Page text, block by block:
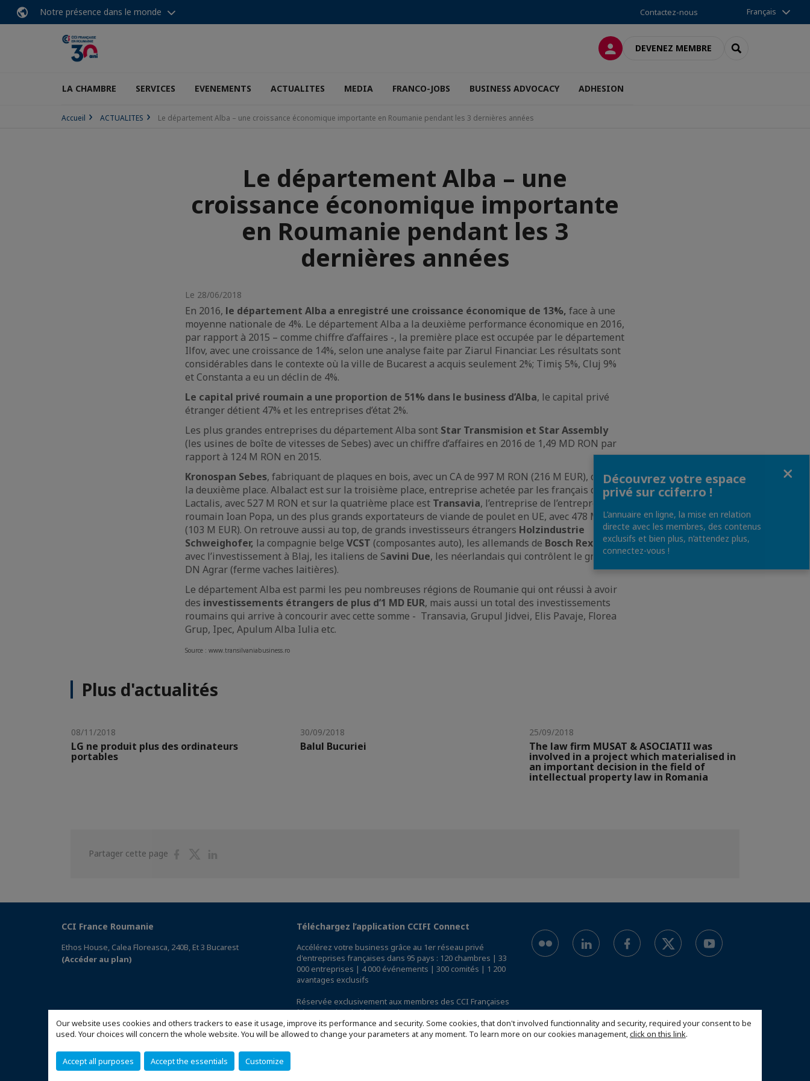
Our website uses cookies and others trackers to ease it usage, improve its performance and security. Some cookies, that don't involved functionnality and security, required your consent to be
used. Your choices will concern the whole website. You will be allowed to change your parameters at any moment. To learn more on our cookies management,click on this link.
Accept all purposes Accept the essentials Customize
Notre présence dans le monde Contactez-nous Français
CONNEXIONDEVENEZ MEMBRE RECHERCHER
LA CHAMBRE SERVICES EVENEMENTS ACTUALITES MEDIA FRANCO-JOBS BUSINESS ADVOCACY ADHESION
Accueil ACTUALITES Le département Alba – une croissance économique importante en Roumanie pendant les 3 dernières années
Le département Alba – une
croissance économique importante
en Roumanie pendant les 3
dernières années
Le 28/06/2018
En 2016, le département Alba a enregistré une croissance économique de 13%, face à une
moyenne nationale de 4%. Le département Alba a la deuxième performance économique en 2016,
par rapport à 2015 – comme chiffre d’affaires -, la première place est occupée par le département
Ilfov, avec une croissance de 14%, selon une analyse faite par Ziarul Financiar. Les résultats sont
considérables dans le contexte où la ville de Bucarest a acquis seulement 2%; Timiş 5%, Cluj 9%
et Constanta a eu un déclin de 4%.
Le capital privé roumain a une proportion de 51% dans le business d’Alba, le capital privé
étranger détient 47% et les entreprises d’état 2%.
Les plus grandes entreprises du département Alba sont Star Transmision et Star Assembly
(les usines de boîte de vitesses de Sebes) avec un chiffre d’affaires en 2016 de 1,49 MD RON par
rapport à 124 M RON en 2015.
Kronospan Sebes, fabriquant de plaques en bois, avec un CA de 997 M RON (216 M EUR), occupe
la deuxième place. Albalact est sur la troisième place, entreprise achetée par les français de
Lactalis, avec 527 M RON et sur la quatrième place est Transavia, l’entreprise de l’entrepreneur
roumain Ioan Popa, un des plus grands exportateurs de viande de poulet en UE, avec 478 M RON
(103 M EUR). On retrouve aussi au top, de grands investisseurs étrangers Holzindustrie
Schweighofer, la compagnie belge VCST (composantes auto), les allemands de Bosch Rexroth
avec l’investissement à Blaj, les italiens de Savini Due, les néerlandais qui contrôlent le groupe
DN Agrar (ferme vaches laitières).
Le département Alba est parmi les peu nombreuses régions de Roumanie qui ont réussi à avoir
des investissements étrangers de plus d’1 MD EUR, mais aussi un total des investissements
roumains qui arrive à concourir avec cette somme - Transavia, Grupul Jidvei, Elis Pavaje, Florea
Grup, Ipec, Apulum Alba Iulia etc.
Source : www.transilvaniabusiness.ro
Plus d'actualités
08/11/2018
LG ne produit plus des ordinateurs
portables
30/09/2018
Balul Bucuriei
25/09/2018
The law firm MUSAT & ASOCIATII was
involved in a project which materialised in
an important decision in the field of
intellectual property law in Romania
Partager cette page
PartagerPartager
CCI France Roumanie
Ethos House, Calea Floreasca, 240B, Et 3 Bucarest
(Accéder au plan)
Téléchargez l’application CCIFI Connect
Accélérez votre business grâce au 1er réseau privé
d'entreprises françaises dans 95 pays : 120 chambres | 33
000 entreprises | 4 000 événements | 300 comités | 1 200
avantages exclusifs
Réservée exclusivement aux membres des CCI Françaises
à l'International,découvrez l'app CCIFI Connect.
Découvrez votre espace
privé sur ccifer.ro !
L’annuaire en ligne, la mise en relation
directe avec les membres, des contenus
exclusifs et bien plus, n’attendez plus,
connectez-vous !